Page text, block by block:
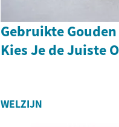
Gebruikte
Kies Je de Juiste
WELZIJN